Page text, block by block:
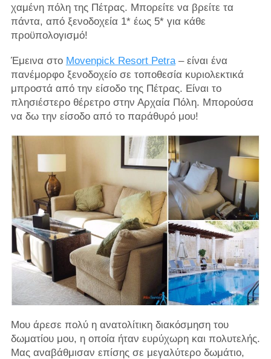
χαμένη πόλη της Πέτρας. Μπορείτε να βρείτε τα
πάντα, από ξενοδοχεία 1* έως 5* για κάθε
προϋπολογισμό!
Έμεινα στο Movenpick Resort Petra– είναι ένα
πανέμορφο ξενοδοχείο σε τοποθεσία κυριολεκτικά
μπροστά από την είσοδο της Πέτρας. Είναι το
πλησιέστερο θέρετρο στην Αρχαία Πόλη. Μπορούσα
να δω την είσοδο από το παράθυρό μου!
Μου άρεσε πολύ η ανατολίτικη διακόσμηση του
δωματίου μου, η οποία ήταν ευρύχωρη και πολυτελής.
Μας αναβάθμισαν επίσης σε μεγαλύτερο δωμάτιο,